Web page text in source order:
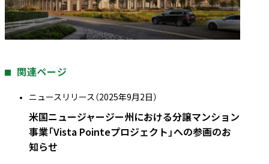
関連ページ
ニュースリリース（2025年9月2日）
米国ニュージャージー州における分譲マンション
事業「Vista Pointeプロジェクト」への参画のお
知らせ